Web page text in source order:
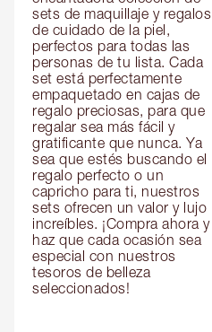
sets de maquillaje y regalos
de cuidado de la piel,
perfectos para todas las
personas de tu lista. Cada
set está perfectamente
empaquetado en cajas de
regalo preciosas, para que
regalar sea más fácil y
gratificante que nunca. Ya
sea que estés buscando el
regalo perfecto o un
capricho para ti, nuestros
sets ofrecen un valor y lujo
increíbles. ¡Compra ahora y
haz que cada ocasión sea
especial con nuestros
tesoros de belleza
seleccionados!